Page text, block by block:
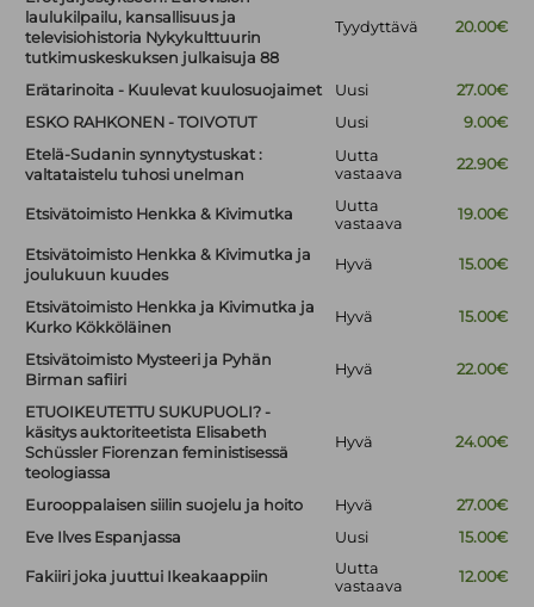
laulukilpailu, kansallisuus ja
televisiohistoria Nykykulttuurin
tutkimuskeskuksen julkaisuja 88
Tyydyttävä 20.00€
Erätarinoita - Kuulevat kuulosuojaimet Uusi
27.00€
ESKO RAHKONEN - TOIVOTUT
Uusi
9.00€
Etelä-Sudanin synnytystuskat :
valtataistelu tuhosi unelman
Uutta
vastaava
22.90€
Etsivätoimisto Henkka & Kivimutka
Uutta
vastaava
19.00€
Etsivätoimisto Henkka & Kivimutka ja
joulukuun kuudes
Hyvä 15.00€
Etsivätoimisto Henkka ja Kivimutka ja
Kurko Kökköläinen
Hyvä 15.00€
Etsivätoimisto Mysteeri ja Pyhän
Birman safiiri
Hyvä 22.00€
ETUOIKEUTETTU SUKUPUOLI? -
käsitys auktoriteetista Elisabeth
Schüssler Fiorenzan feministisessä
teologiassa
Hyvä 24.00€
Eurooppalaisen siilin suojelu ja hoito Hyvä
27.00€
Eve Ilves Espanjassa
Uusi 15.00€
Fakiiri joka juuttui Ikeakaappiin
Uutta
vastaava
12.00€